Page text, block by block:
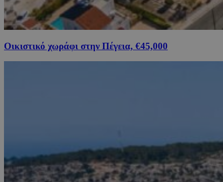
Οικιστικό χωράφι στην Πέγεια, €45,000